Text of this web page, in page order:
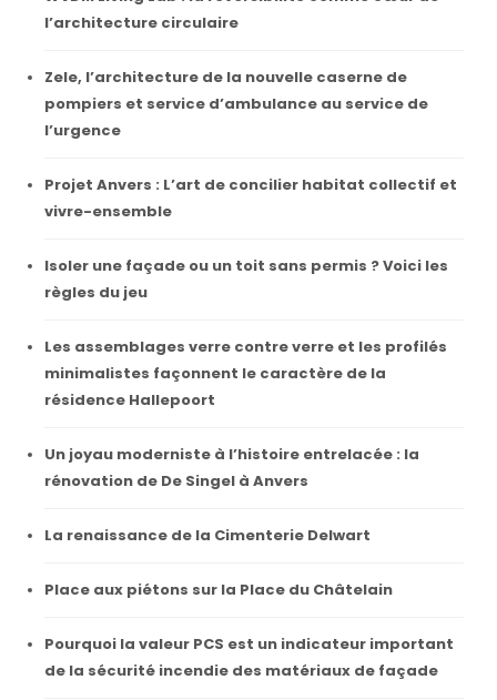
l’architecture circulaire
Zele, l’architecture de la nouvelle caserne de
pompiers et service d’ambulance au service de
l’urgence
Projet Anvers : L’art de concilier habitat collectif et
vivre-ensemble
Isoler une façade ou un toit sans permis ? Voici les
règles du jeu
Les assemblages verre contre verre et les profilés
minimalistes façonnent le caractère de la
résidence Hallepoort
Un joyau moderniste à l’histoire entrelacée : la
rénovation de De Singel à Anvers
La renaissance de la Cimenterie Delwart
Place aux piétons sur la Place du Châtelain
Pourquoi la valeur PCS est un indicateur important
de la sécurité incendie des matériaux de façade